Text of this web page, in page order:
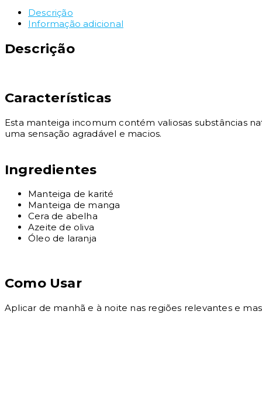
Descrição
Informação adicional
Descrição
Características
Esta manteiga incomum contém valiosas substâncias
uma sensação agradável e macios.
Ingredientes
Manteiga de karité
Manteiga de manga
Cera de abelha
Azeite de oliva
Óleo de laranja
Como Usar
Aplicar de manhã e à noite nas regiões relevantes e